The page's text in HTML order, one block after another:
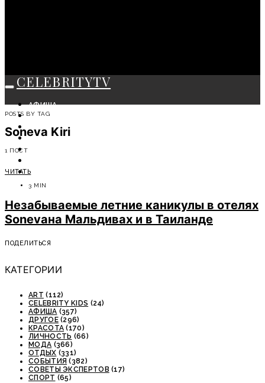
CELEBRITYTV
АФИША
СОБЫТИЯ
КРАСОТА
МОДА
СОВЕТЫ ЭКСПЕРТОВ
POSTS BY TAG
Soneva Kiri
1 ПОСТ
ЧИТАТЬ
3 MIN
Незабываемые летние каникулы в отелях
Sonevaна Мальдивах и в Таиланде
ПОДЕЛИТЬСЯ
КАТЕГОРИИ
ART (112)
CELEBRITY KIDS (24)
АФИША (357)
ДРУГОЕ(296)
КРАСОТА (170)
ЛИЧНОСТЬ (66)
МОДА (366)
ОТДЫХ (331)
СОБЫТИЯ (382)
СОВЕТЫ ЭКСПЕРТОВ (17)
СПОРТ (65)